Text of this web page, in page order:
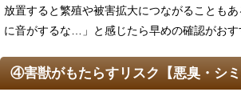
放置すると繁殖や被害拡大につながることも
に音がするな…」と感じたら早めの確認がおす
④害獣がもたらすリスク【悪臭・シミ